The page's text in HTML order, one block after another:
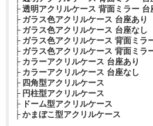
透明アクリルケース 背面ミラー 台
ガラス色アクリルケース 台座あり
ガラス色アクリルケース 台座なし
ガラス色アクリルケース 背面ミラ
ガラス色アクリルケース 背面ミラ
カラーアクリルケース 台座あり
カラーアクリルケース 台座なし
四角型アクリルケース
円柱型アクリルケース
ドーム型アクリルケース
かまぼこ型アクリルケース